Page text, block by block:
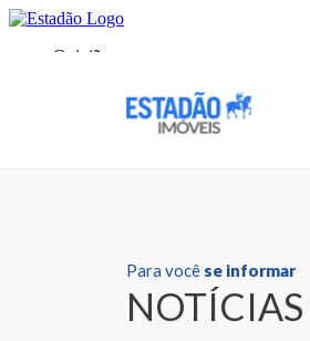
Para você se informar
NOTÍCIAS